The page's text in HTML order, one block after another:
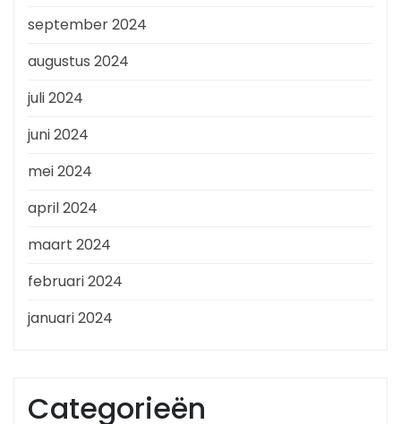
september 2024
augustus 2024
juli 2024
juni 2024
mei 2024
april 2024
maart 2024
februari 2024
januari 2024
Categorieën